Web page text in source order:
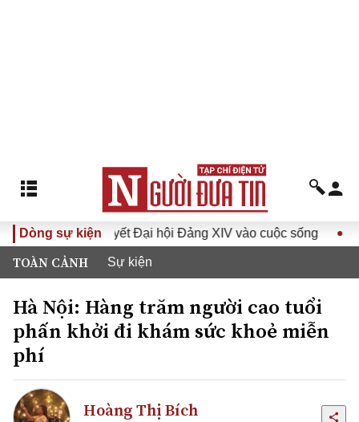
Dòng sự kiện
hội Đảng XIV vào cuộc sống Hướng tới Đại hội đại
TOÀN CẢNH Sự kiện
Hà Nội: Hàng trăm người cao tuổi
phấn khởi đi khám sức khoẻ miễn
phí
Hoàng Thị Bích